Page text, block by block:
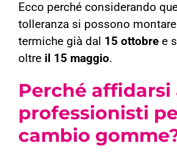
Ecco perché considerando
tolleranza si possono
termiche già dal 15 ottobree
oltre il 15 maggio.
Perché affidarsi
professionisti
cambio